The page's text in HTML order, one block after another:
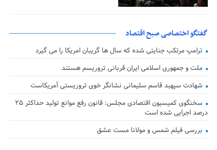
گفتگو اختصاصی صبح اقتصاد
ترامپ مرتکب جنایتی شده که سال ها گریبان امریکا را می گیرد
ملت و جمهوری اسلامی ایران قربانی تروریسم هستند
شهادت سپهبد قاسم سلیمانی نشانگر خوی تروریستی آمریکاست
سخنگوی کمیسیون اقتصادی مجلس: قانون رفع موانع تولید حداکثر ۲۵
درصد اجرایی شده است
بررسی فیلم شمس و مولانا مست عشق